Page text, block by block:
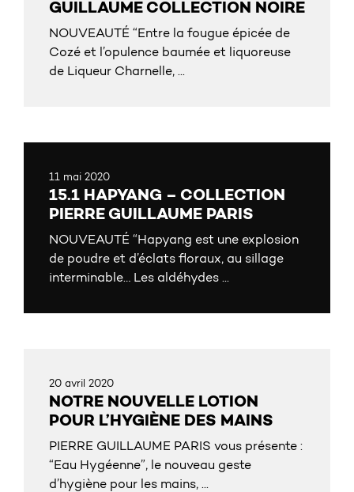
GUILLAUME COLLECTION NOIRE
NOUVEAUTÉ “Entre la fougue épicée de
Cozé et l’opulence baumée et liquoreuse
de Liqueur Charnelle, ...
11 mai 2020
15.1 HAPYANG – COLLECTION
PIERRE GUILLAUME PARIS
NOUVEAUTÉ “Hapyang est une explosion
de poudre et d’éclats floraux, au sillage
interminable… Les aldéhydes ...
20 avril 2020
NOTRE NOUVELLE LOTION
POUR L’HYGIÈNE DES MAINS
PIERRE GUILLAUME PARIS vous présente :
“Eau Hygéenne”, le nouveau geste
d’hygiène pour les mains, ...